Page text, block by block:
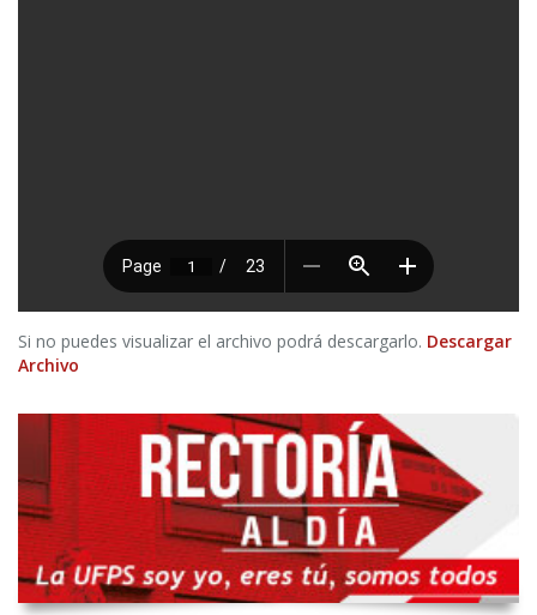
Si no puedes visualizar el archivo podrá descargarlo. Descargar
Archivo